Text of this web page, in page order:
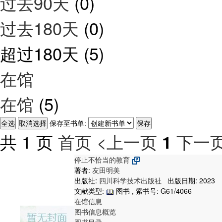
过去180天 (0)
超过180天 (5)
在馆
在馆 (5)
保存至书单:
共 1 页 首页 <上一页 1 下一
停止不恰当的教育
著者: 友田明美
出版社: 四川科学技术出版社
出版日期: 2023
文献类型:
图书 , 索书号: G61/4066
在馆信息
图书信息概览